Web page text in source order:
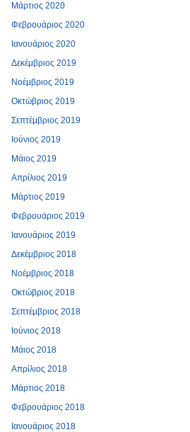
Μάρτιος 2020
Φεβρουάριος 2020
Ιανουάριος 2020
Δεκέμβριος 2019
Νοέμβριος 2019
Οκτώβριος 2019
Σεπτέμβριος 2019
Ιούνιος 2019
Μάιος 2019
Απρίλιος 2019
Μάρτιος 2019
Φεβρουάριος 2019
Ιανουάριος 2019
Δεκέμβριος 2018
Νοέμβριος 2018
Οκτώβριος 2018
Σεπτέμβριος 2018
Ιούνιος 2018
Μάιος 2018
Απρίλιος 2018
Μάρτιος 2018
Φεβρουάριος 2018
Ιανουάριος 2018